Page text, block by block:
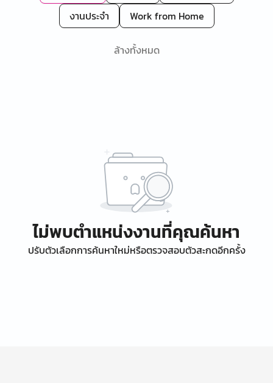
งานประจำ
Work from Home
ล้างทั้งหมด
ไม่พบตำแหน่งงานที่คุณค้นหา
ปรับตัวเลือกการค้นหาใหม่หรือตรวจสอบตัวสะกดอีกครั้ง